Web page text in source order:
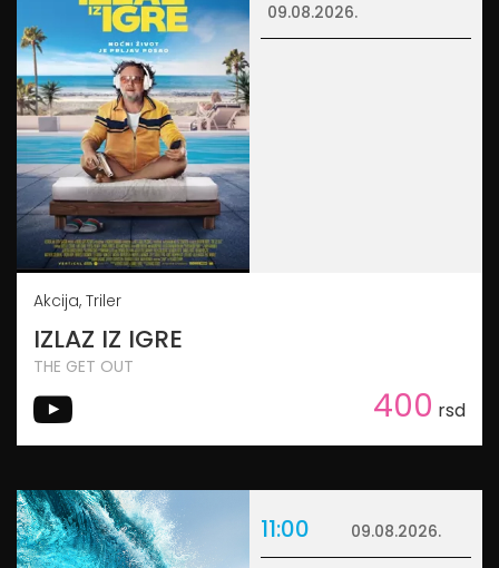
09.08.2026.
Akcija, Triler
IZLAZ IZ IGRE
THE GET OUT
400 rsd
11:00 09.08.2026.